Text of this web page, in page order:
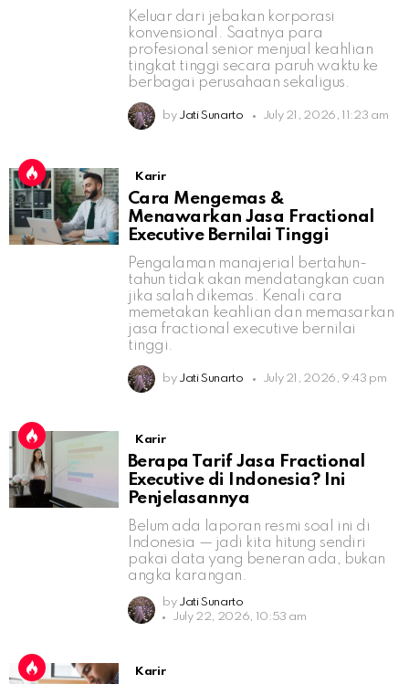
Keluar dari jebakan korporasi
konvensional. Saatnya para
profesional senior menjual keahlian
tingkat tinggi secara paruh waktu ke
berbagai perusahaan sekaligus.
by Jati Sunarto July 21, 2026, 11:23 am
Karir
Cara Mengemas &
Menawarkan Jasa Fractional
Executive Bernilai Tinggi
Pengalaman manajerial bertahun-
tahun tidak akan mendatangkan cuan
jika salah dikemas. Kenali cara
memetakan keahlian dan memasarkan
jasa fractional executive bernilai
tinggi.
by Jati Sunarto July 21, 2026, 9:43 pm
Karir
Berapa Tarif Jasa Fractional
Executive di Indonesia? Ini
Penjelasannya
Belum ada laporan resmi soal ini di
Indonesia — jadi kita hitung sendiri
pakai data yang beneran ada, bukan
angka karangan.
by Jati Sunarto
July 22, 2026, 10:53 am
Karir